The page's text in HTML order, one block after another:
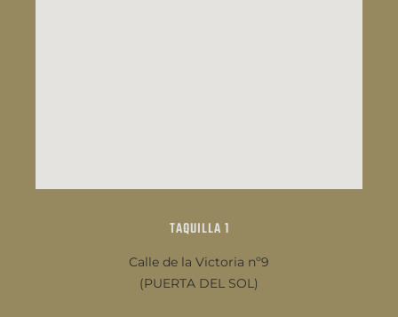
TAQUILLA 1
Calle de la Victoria nº9
(PUERTA DEL SOL)